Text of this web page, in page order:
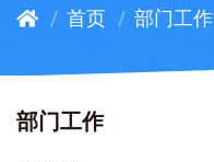
首页 部门工作
部门工作